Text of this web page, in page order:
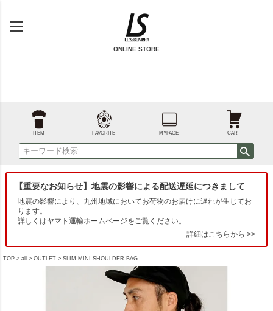
ONLINE STORE
ITEM FAVORITE MYPAGE CART
【重要なお知らせ】地震の影響による配送遅延につきまして
地震の影響により、九州地域においてお荷物のお届けに遅れが生じてお
ります。
詳しくはヤマト運輸ホームページをご覧ください。
詳細はこちらから >>
TOP all OUTLET SLIM MINI SHOULDER BAG